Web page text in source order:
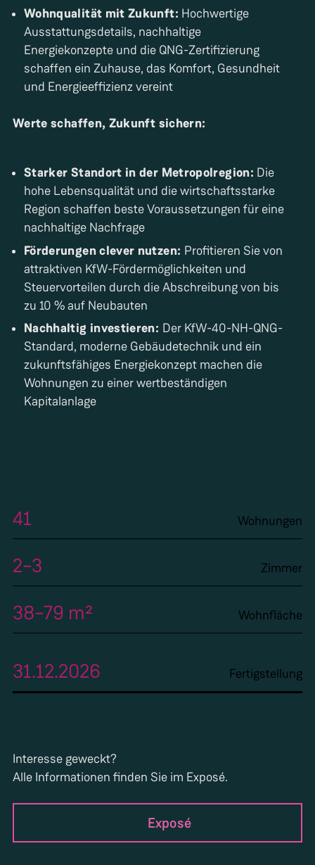
Wohnqualität mit Zukunft: Hochwertige
Ausstattungsdetails, nachhaltige
Energiekonzepte und die QNG-Zertifizierung
schaffen ein Zuhause, das Komfort, Gesundheit
und Energieeffizienz vereint
Werte schaffen, Zukunft sichern:
Starker Standort in der Metropolregion: Die
hohe Lebensqualität und die wirtschaftsstarke
Region schaffen beste Voraussetzungen für eine
nachhaltige Nachfrage
Förderungen clever nutzen: Profitieren Sie von
attraktiven KfW-Fördermöglichkeiten und
Steuervorteilen durch die Abschreibung von bis
zu 10 % auf Neubauten
Nachhaltig investieren: Der KfW-40-NH-QNG-
Standard, moderne Gebäudetechnik und ein
zukunftsfähiges Energiekonzept machen die
Wohnungen zu einer wertbeständigen
Kapitalanlage
Wohnungen
41
Zimmer
2–3
Wohnfläche
38–79 m²
Fertigstellung
31.12.2026
Interesse geweckt?
Alle Informationen finden Sie im Exposé.
Exposé